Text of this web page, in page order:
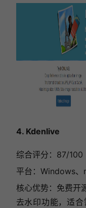
4. Kdenlive
综合评分：87/100
平台：Windows
核心优势：免费开
去水印功能，适